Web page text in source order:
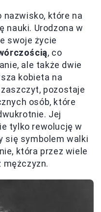
nazwisko, które na
nauki. Urodzona w
swoje życie
, co
ale także dwie
kobieta na
pozostaje
osób, które
Jej
tylko rewolucję w
się symbolem walki
która przez wiele
mężczyzn.